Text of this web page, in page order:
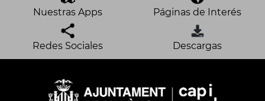
Nuestras Apps Páginas de Interés
Redes Sociales Descargas